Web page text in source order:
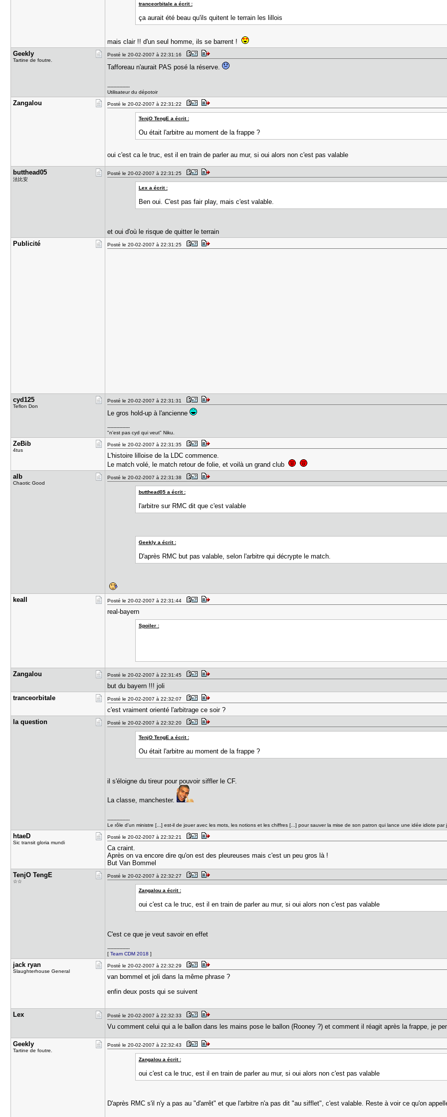
tranceorbitale a écrit :
ça aurait été beau qu'ils quitent le terrain les lillois
mais clair !! d'un seul homme, ils se barrent !
Geekly
Tartine de foutre.
Posté le 20-02-2007 à 22:31:16
Tafforeau n'aurait PAS posé la réserve.
---------------
Utilisateur du dépotoir
Zangalou Posté le 20-02-2007 à 22:31:22
TenjO TengE a écrit :
Ou était l'arbitre au moment de la frappe ?
oui c'est ca le truc, est il en train de parler au mur, si oui alors non c'est pas valable
butthead05
法比安
Posté le 20-02-2007 à 22:31:25
Lex a écrit :
Ben oui. C'est pas fair play, mais c'est valable.
et oui d'où le risque de quitter le terrain
Publicité
Posté le 20-02-2007 à 22:31:25
cyd125
Teflon Don
Posté le 20-02-2007 à 22:31:31
Le gros hold-up à l'ancienne
---------------
"n'est pas cyd qui veut" Niku.
ZeBib
4tus
Posté le 20-02-2007 à 22:31:35
L'histoire lilloise de la LDC commence.
Le match volé, le match retour de folie, et voilà un grand club
alb
Chaotic Good
Posté le 20-02-2007 à 22:31:38
butthead05 a écrit :
l'arbitre sur RMC dit que c'est valable
Geekly a écrit :
D'après RMC but pas valable, selon l'arbitre qui décrypte le match.
keall Posté le 20-02-2007 à 22:31:44
real-bayern
Spoiler :
Zangalou Posté le 20-02-2007 à 22:31:45
but du bayern !!! joli
tranceorbi​tale
Posté le 20-02-2007 à 22:32:07
c'est vraiment orienté l'arbitrage ce soir ?
la questio​n
Posté le 20-02-2007 à 22:32:20
TenjO TengE a écrit :
Ou était l'arbitre au moment de la frappe ?
il s'éloigne du tireur pour pouvoir siffler le CF.
La classe, manchester.
---------------
Le rôle d'un ministre [...] est-il de jouer avec les mots, les notions et les chiffres [...] pour sauver la mise de son patron qui lance une idée idiote par
htaeD
Sic transit gloria mundi
Posté le 20-02-2007 à 22:32:21
Ca craint.
Après on va encore dire qu'on est des pleureuses mais c'est un peu gros là !
But Van Bommel
TenjO Teng​E
☆☆
Posté le 20-02-2007 à 22:32:27
Zangalou a écrit :
oui c'est ca le truc, est il en train de parler au mur, si oui alors non c'est pas valable
C'est ce que je veut savoir en effet
---------------
[Team CDM 2018 ]
jack ryan
Slaughterhouse General
Posté le 20-02-2007 à 22:32:29
van bommel et joli dans la même phrase ?
enfin deux posts qui se suivent
Lex Posté le 20-02-2007 à 22:32:33
Vu comment celui qui a le ballon dans les mains pose le ballon (Rooney ?) et comment il réagit après la frappe, je
Geekly
Tartine de foutre.
Posté le 20-02-2007 à 22:32:43
Zangalou a écrit :
oui c'est ca le truc, est il en train de parler au mur, si oui alors non c'est pas valable
D'après RMC s'il n'y a pas au "d'arrêt" et que l'arbitre n'a pas dit "au sifflet", c'est valable. Reste à voir ce qu'on